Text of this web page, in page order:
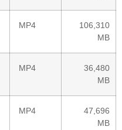
MP4
106,310
MB
MP4
36,480
MB
MP4
47,696
MB